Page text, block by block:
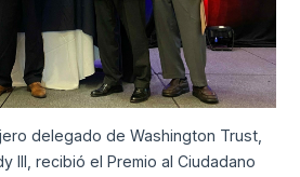
delegado de Washington Trust,
III, recibió el Premio al Ciudadano